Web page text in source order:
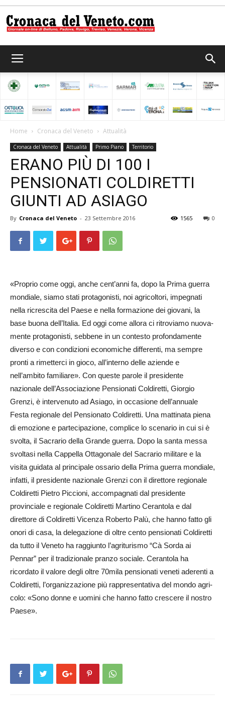
del
Veneto
Home Cronaca del Veneto Attualità
Cronaca del Veneto Attualità Primo Piano Territorio
ERANO PIÙ DI 100 I
PENSIONATI COLDIRETTI
GIUNTI AD ASIAGO
By Cronaca del Veneto - 23 Settembre 2016 0
1565
«Proprio come oggi, anche cent’anni fa, dopo la Prima guerra
mondiale, siamo sta­ti protagonisti, noi agricoltori, impegnati
nella ricrescita del Paese e nella formazione dei giovani, la
base buona del­l’Italia. Ed oggi come al­lora ci ritroviamo nuova­
men­te protagonisti, sebbene in un contesto profondamente
diverso e con condizioni economiche differenti, ma sem­pre
pronti a rimetterci in gio­co, all’interno delle aziende e
nell’ambito familiare». Con queste pa­role il presidente
nazionale dell’As­sociazione Pensionati Col­di­retti, Giorgio
Grenzi, è intervenuto ad Asiago, in occasione dell’annuale
Festa regionale del Pen­sionato Coldiretti. Una mattinata piena
di emozione e partecipazione, complice lo scenario in cui si è
svolta, il Sacrario della Grande guerra. Dopo la santa messa
svoltasi nella Cappella Ottagonale del Sacrario militare e la
visita guidata al principale ossario della Prima guerra mondiale,
infatti, il presidente nazionale Grenzi con il direttore regionale
Coldiretti Pietro Pic­cio­ni, accompagnati dal presidente
provinciale e regionale Coldiretti Martino Ceran­tola e dal
direttore di Col­diretti Vicenza Roberto Pa­lù, che hanno fatto gli
onori di casa, la delegazione di ol­tre cento pensionati Col­di­retti
da tutto il Veneto ha raggiunto l’agriturismo “Cà Sorda ai
Pennar” per il tradizionale pranzo sociale. Cerantola ha
ricordato il va­lore degli oltre 70mila pensionati veneti aderenti a
Coldiretti, l’or­ganizzazione più rappresentativa del mondo agri­
co­lo: «Sono donne e uomini che hanno fatto crescere il nostro
Paese».